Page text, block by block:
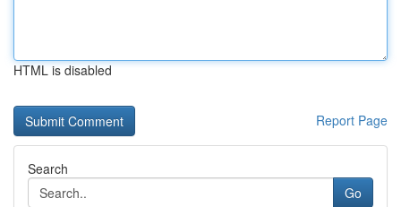
HTML is disabled
Report Page
Search
Go